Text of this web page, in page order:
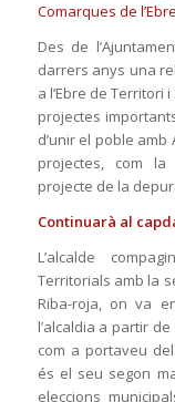
Comarques de
Des de
darrers anys una
a l’Ebre de
projectes
d’unir el poble amb
projectes, com la
projecte de la
Continuarà al
L’alcalde
Territorials amb la
Riba-roja, on va
l’alcaldia a partir
com a portaveu
és el seu segon
eleccions